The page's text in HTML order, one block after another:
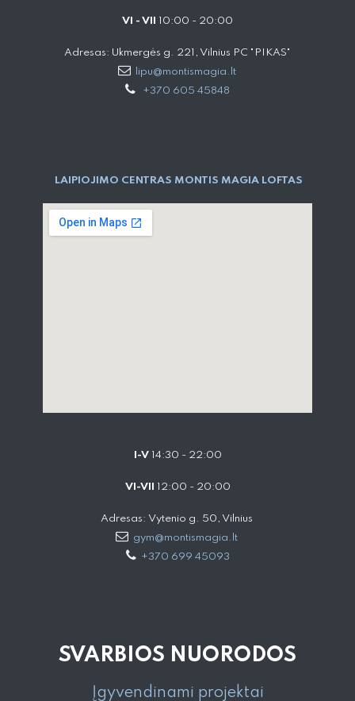
VI - VII 10:00 - 20:00
Adresas: Ukmergės g. 221, Vilnius PC "PIKAS"
lipu@montismagia.lt
+370 605 45848
LAIPIOJIMO CENTRAS MONTIS MAGIA LOFTAS
I-V14:30 - 22:00
VI-VII 12:00 - 20:00
Adresas: Vytenio g. 50, Vilnius
gym@montismagia.lt
+370 699 45093
SVARBIOS NUORODOS
Įgyvendinami projektai